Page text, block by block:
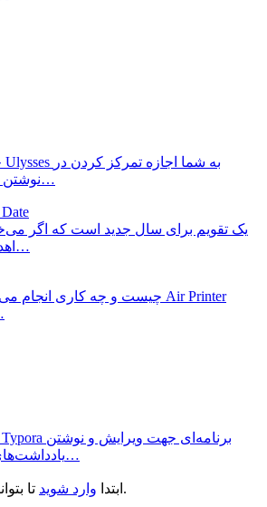
نوشتن را می‌دهد زمانی…
اهداف بزرگ‌تر خود…
یادداشت‌های ساده با داشتن…
ابتدا وارد شوید تا بتوانید دیدگاهی ارسال کنید.